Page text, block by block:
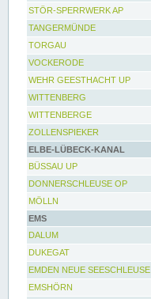
STÖR-SPERRWERK AP
TANGERMÜNDE
TORGAU
VOCKERODE
WEHR GEESTHACHT UP
WITTENBERG
WITTENBERGE
ZOLLENSPIEKER
ELBE-LÜBECK-KANAL
BÜSSAU UP
DONNERSCHLEUSE OP
MÖLLN
EMS
DALUM
DUKEGAT
EMDEN NEUE SEESCHLEUSE
EMSHÖRN